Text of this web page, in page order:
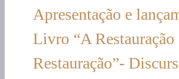
Apresentação e
Livro “A Restauração
Restauração”-